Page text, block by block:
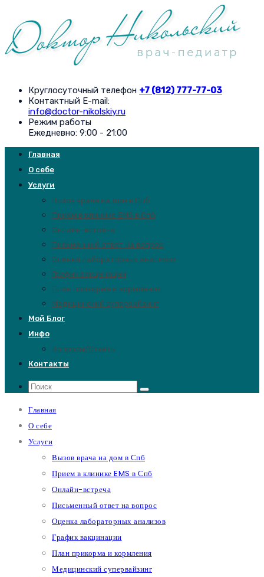
Круглосуточный телефон +7 (812) 777-77-03
Контактный E-mail:
info@doctor-nikolskiy.ru
Режим работы
Ежедневно: 9:00 - 21:00
Главная
О себе
Услуги
Вызов врача на дом в Спб
Прием в клинике EMS в Спб
Онлайн-встреча
Письменный ответ на вопрос
Оценка лабораторных анализов
График вакцинации
План прикорма и кормления
Медицинский супервайзинг
Мой Блог
Инфо
Вопросы/Ответы
Контакты
Главная
О себе
Услуги
Вызов врача на дом в Спб
Прием в клинике EMS в Спб
Онлайн-встреча
Письменный ответ на вопрос
Оценка лабораторных анализов
График вакцинации
План прикорма и кормления
Медицинский супервайзинг